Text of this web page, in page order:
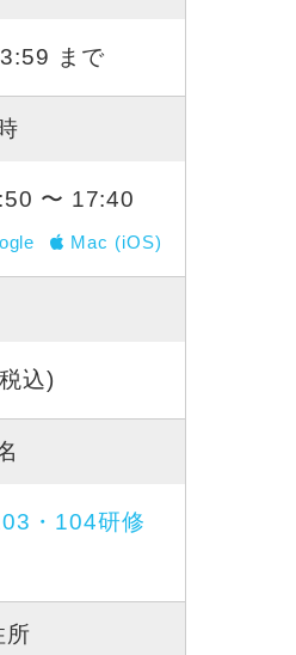
まで
〜 17:40
Mac (iOS)
込)
・104研修
所